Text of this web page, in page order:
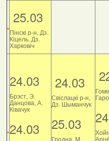
25.03
Пінскі р-н, Дз.
Кіцель, Дз.
Харковіч
24.03
Брэст, Э.
Данцова, А.
Ківачук
24.03
24.03
Свіслацкі р-н,
Дз. Шыманчук
25.03
Гродна, М.